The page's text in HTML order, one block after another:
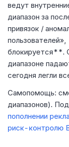
ведут
диапазон за
привязок /
блокируется**.
диапазоне
сегодня легли
Самопомощь:
диапазонов).
пополнении
риск-контролю